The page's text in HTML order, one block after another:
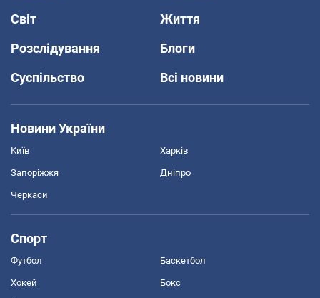
Світ
Життя
Розслідування
Блоги
Суспільство
Всі новини
Новини України
Київ Харків
Запоріжжя Дніпро
Черкаси
Спорт
Футбол Баскетбол
Хокей Бокс